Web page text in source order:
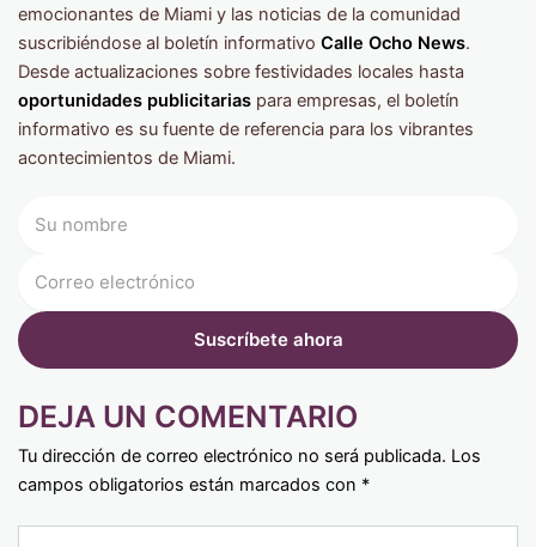
emocionantes de Miami y las noticias de la comunidad
suscribiéndose al boletín informativo Calle Ocho News.
Desde actualizaciones sobre festividades locales hasta
oportunidades publicitarias para empresas, el boletín
informativo es su fuente de referencia para los vibrantes
acontecimientos de Miami.
DEJA UN COMENTARIO
Tu dirección de correo electrónico no será publicada. Los
campos obligatorios están marcados con *